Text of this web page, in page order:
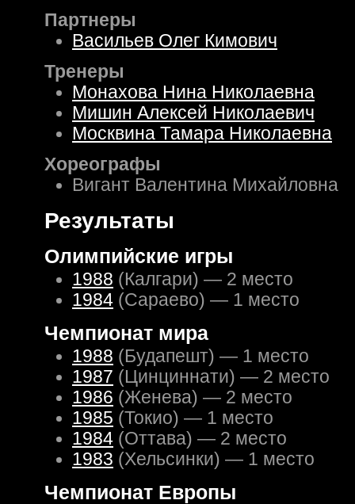
Партнеры
Васильев Олег Кимович
Тренеры
Монахова Нина Николаевна
Мишин Алексей Николаевич
Москвина Тамара Николаевна
Хореографы
Вигант Валентина Михайловна
Результаты
Олимпийские игры
1988 (Калгари) — 2 место
1984 (Сараево) — 1 место
Чемпионат мира
1988 (Будапешт) — 1 место
1987 (Цинциннати) — 2 место
1986 (Женева) — 2 место
1985 (Токио) — 1 место
1984 (Оттава) — 2 место
1983 (Хельсинки) — 1 место
Чемпионат Европы